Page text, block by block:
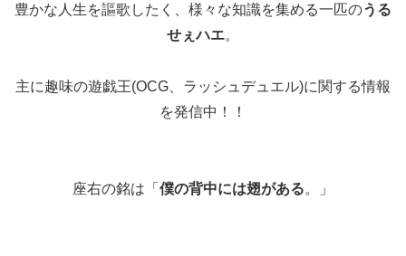
豊かな人生を謳歌したく、様々な知識を集める一匹のうる
せぇハエ。
主に趣味の遊戯王(OCG、ラッシュデュエル)に関する情報
を発信中！！
座右の銘は「 僕の背中には翅がある。」